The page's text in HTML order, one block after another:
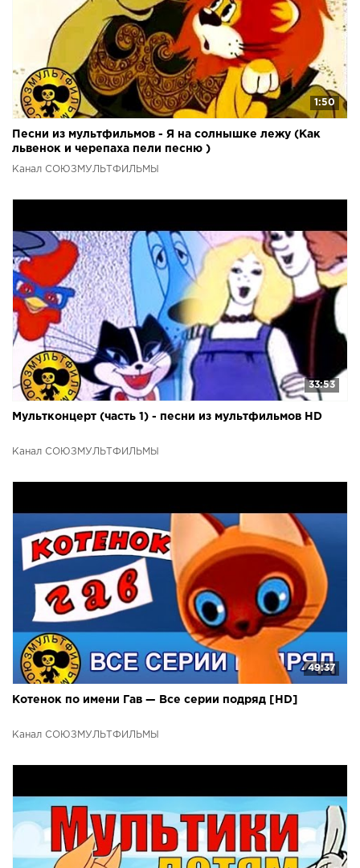
1:50
Песни из мультфильмов - Я на солнышке лежу (Как
львенок и черепаха пели песню )
Канал СОЮЗМУЛЬТФИЛЬМЫ
33:53
Мультконцерт (часть 1) - песни из мультфильмов HD
Канал СОЮЗМУЛЬТФИЛЬМЫ
49:37
Котенок по имени Гав — Все серии подряд [HD]
Канал СОЮЗМУЛЬТФИЛЬМЫ